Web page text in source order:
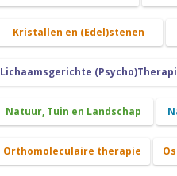
Kristallen en (Edel)stenen
Lichaamsgerichte
Natuur, Tuin en Landschap
Orthomoleculaire therapie